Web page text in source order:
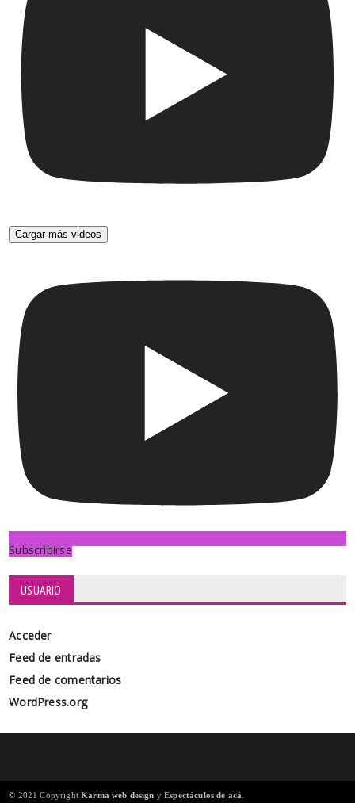
Cargar más videos
Subscribirse
USUARIO
Acceder
Feed de entradas
Feed de comentarios
WordPress.org
© 2021 CopyrightKarma web design yEspectáculos de acá